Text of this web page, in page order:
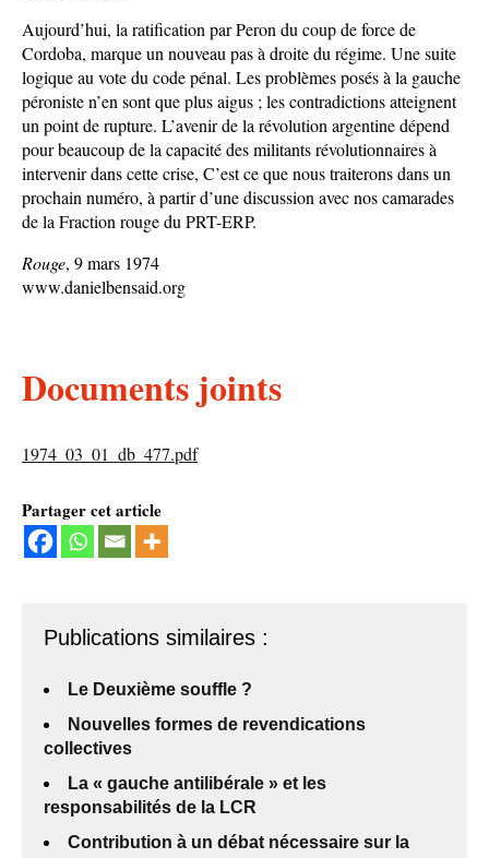
Aujourd’hui, la ratification par Peron du coup de force de
Cordoba, marque un nouveau pas à droite du régime. Une suite
logique au vote du code pénal. Les problèmes posés à la gauche
péroniste n’en sont que plus aigus ; les contradictions atteignent
un point de rupture. L’avenir de la révolution argentine dépend
pour beaucoup de la capacité des militants révolutionnaires à
intervenir dans cette crise, C’est ce que nous traiterons dans un
prochain numéro, à partir d’une discussion avec nos camarades
de la Fraction rouge du PRT-ERP.
Rouge, 9 mars 1974
www.danielbensaid.org
Documents joints
1974_03_01_db_477.pdf
Partager cet article
Publications similaires :
Le Deuxième souffle ?
Nouvelles formes de revendications
collectives
La « gauche antilibérale » et les
responsabilités de la LCR
Contribution à un débat nécessaire sur la